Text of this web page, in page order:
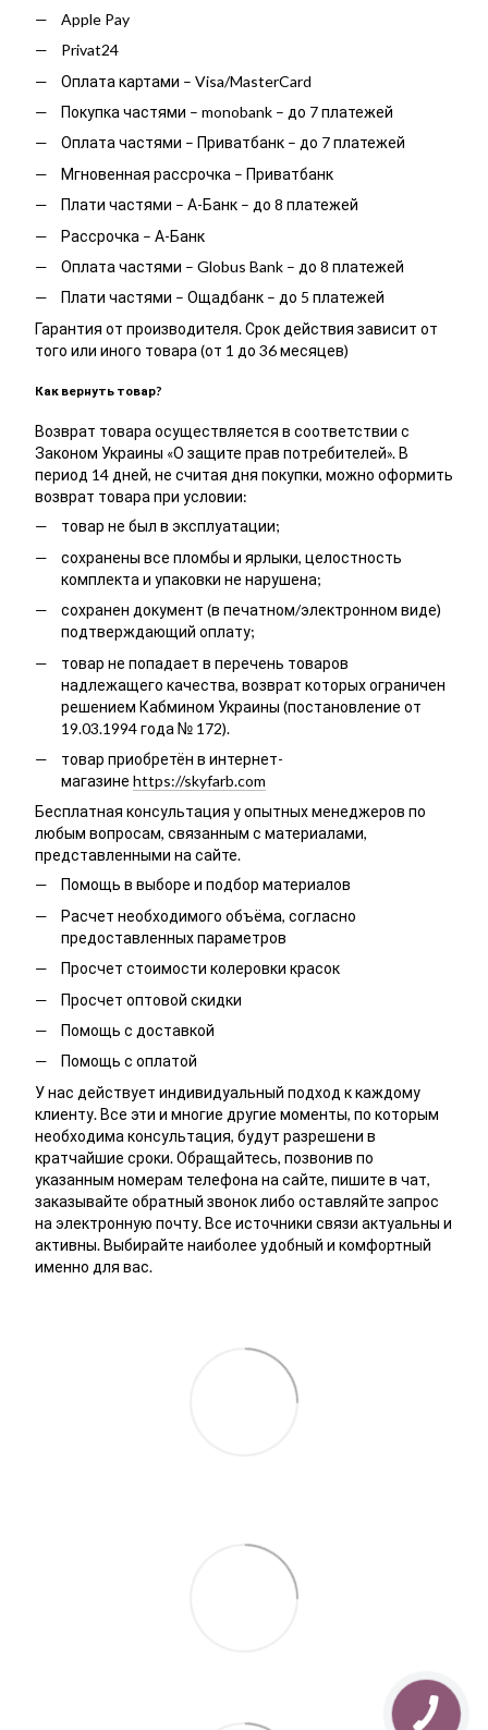
Apple Pay
Privat24
Оплата картами – Visa/MasterCard
Покупка частями – monobank – до 7 платежей
Оплата частями – Приватбанк – до 7 платежей
Мгновенная рассрочка – Приватбанк
Плати частями – А-Банк – до 8 платежей
Рассрочка – А-Банк
Оплата частями – Globus Bank – до 8 платежей
Плати частями – Ощадбанк – до 5 платежей
Гарантия от производителя. Срок действия зависит от
того или иного товара (от 1 до 36 месяцев)
Как вернуть товар?
Возврат товара осуществляется в соответствии с
Законом Украины «О защите прав потребителей». В
период 14 дней, не считая дня покупки, можно оформить
возврат товара при условии:
товар не был в эксплуатации;
сохранены все пломбы и ярлыки, целостность
комплекта и упаковки не нарушена;
сохранен документ (в печатном/электронном виде)
подтверждающий оплату;
товар не попадает в перечень товаров
надлежащего качества, возврат которых ограничен
решением Кабмином Украины (постановление от
19.03.1994 года № 172).
товар приобретён в интернет-
магазине https://skyfarb.com
Бесплатная консультация у опытных менеджеров по
любым вопросам, связанным с материалами,
представленными на сайте.
Помощь в выборе и подбор материалов
Расчет необходимого объёма, согласно
предоставленных параметров
Просчет стоимости колеровки красок
Просчет оптовой скидки
Помощь с доставкой
Помощь с оплатой
У нас действует индивидуальный подход к каждому
клиенту. Все эти и многие другие моменты, по которым
необходима консультация, будут разрешени в
кратчайшие сроки. Обращайтесь, позвонив по
указанным номерам телефона на сайте, пишите в чат,
заказывайте обратный звонок либо оставляйте запрос
на электронную почту. Все источники связи актуальны и
активны. Выбирайте наиболее удобный и комфортный
именно для вас.